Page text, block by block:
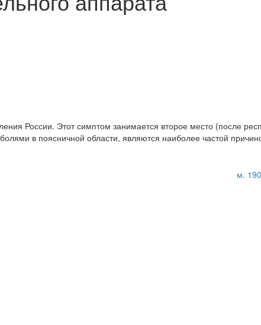
России. Этот симптом занимается второе место (после
в поясничной области, являются наиболее частой
м.